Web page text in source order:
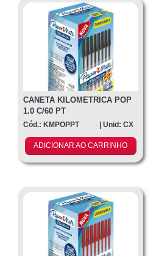
CANETA KILOMETRICA POP
1.0 C/60 PT
Cód.: KMPOPPT | Unid: CX
ADICIONAR AO CARRINHO